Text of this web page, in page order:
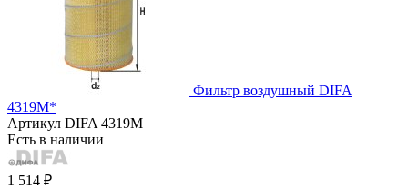
Фильтр воздушный DIFA
4319M*
Артикул DIFA 4319М
Есть в наличии
1 514 ₽